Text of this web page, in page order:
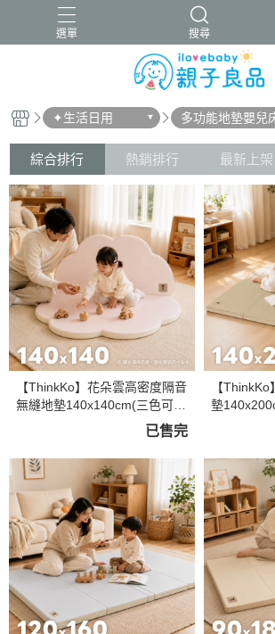
選單 搜尋
16吋腳踏車 ergobaby配件 寬口奶瓶
✦生活日用 多功能地墊嬰兒
綜合排行 熱銷排行 最新上架
【ThinkKo】花朵雲高密度隔音
無縫地墊140x140cm(三色可
已售完
【
墊